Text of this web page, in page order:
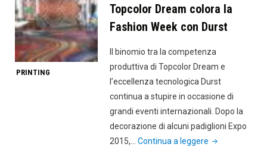
PRINTING
Topcolor Dream colora la
Fashion Week con Durst
Il binomio tra la competenza
produttiva di Topcolor Dream e
l’eccellenza tecnologica Durst
continua a stupire in occasione di
grandi eventi internazionali. Dopo la
decorazione di alcuni padiglioni Expo
2015,…Continua a leggere "Topcolor